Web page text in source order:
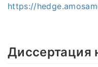
https://
Диссертация